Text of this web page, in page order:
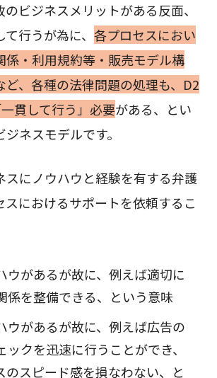
のビジネスメリットがある反面、
行うが為に、 各プロセスにおい
係・利用規約等・販売モデル構
ど、各種の法律問題の処理も、D2
貫して行う」必要がある、とい
ネスモデルです。
スにノウハウと経験を有する弁護
スにおけるサポートを依頼するこ
ウがあるが故に、例えば適切に
係を整備できる、という意味
ウがあるが故に、例えば広告の
ックを迅速に行うことができ、
のスピード感を損なわない、と